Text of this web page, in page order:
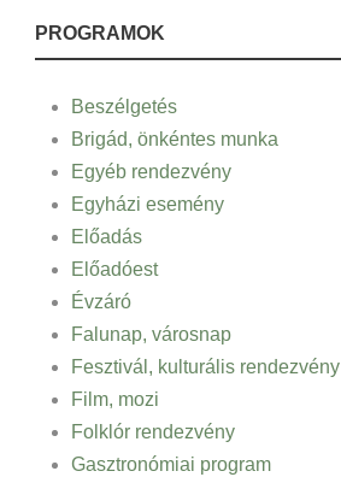
PROGRAMOK
Beszélgetés
Brigád, önkéntes munka
Egyéb rendezvény
Egyházi esemény
Előadás
Előadóest
Évzáró
Falunap, városnap
Fesztivál, kulturális rendezvény
Film, mozi
Folklór rendezvény
Gasztronómiai program